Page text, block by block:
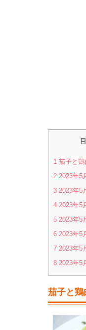
1 茄子と
2 2023年5
3 2023年5
4 2023年5
5 2023年5
6 2023年5
7 2023年5
8 2023年5
茄子と